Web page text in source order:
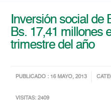
Inversión social de
Bs. 17,41 millones
trimestre del año
PUBLICADO : 16 MAYO, 2013
VISITAS: 2409